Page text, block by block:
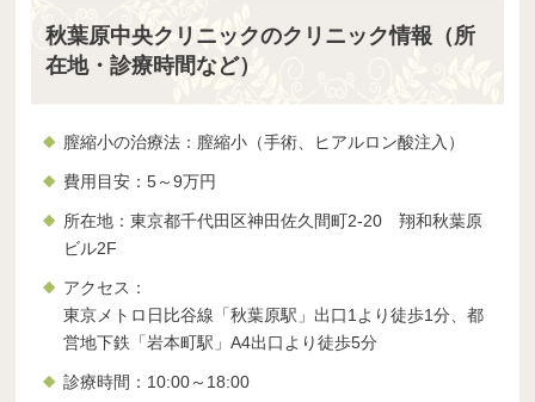
秋葉原中央クリニックのクリニック情報（所
在地・診療時間など）
膣縮小の治療法：膣縮小（手術、ヒアルロン酸注入）
費用目安：5～9万円
所在地：東京都千代田区神田佐久間町2-20 翔和秋葉原
ビル2F
アクセス：
東京メトロ日比谷線「秋葉原駅」出口1より徒歩1分、都
営地下鉄「岩本町駅」A4出口より徒歩5分
診療時間：10:00～18:00